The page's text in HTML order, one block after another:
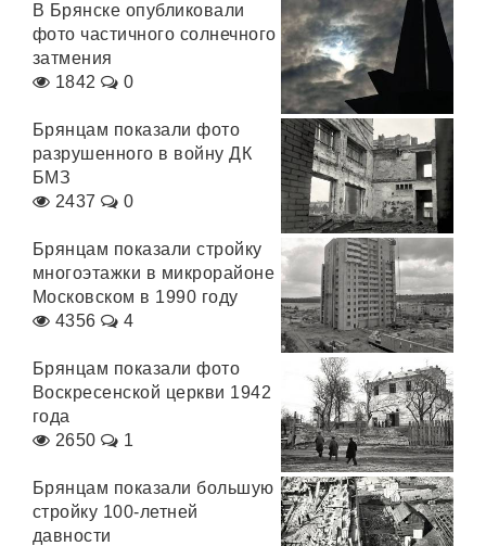
В Брянске опубликовали
фото частичного солнечного
затмения
1842
0
Брянцам показали фото
разрушенного в войну ДК
БМЗ
2437
0
Брянцам показали стройку
многоэтажки в микрорайоне
Московском в 1990 году
4356
4
Брянцам показали фото
Воскресенской церкви 1942
года
2650
1
Брянцам показали большую
стройку 100-летней
давности